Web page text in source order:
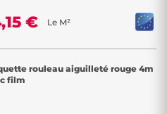
€ Le M²
rouleau aiguilleté rouge 4m
film